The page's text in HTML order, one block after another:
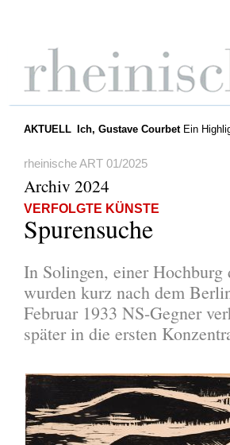
AKTUELL Ich, Gustave CourbetEin
rheinische ART 01/2025
Archiv 2024
VERFOLGTE KÜNSTE
Spurensuche
In Solingen, einer Hochburg
wurden kurz nach dem
Februar 1933 NS-Gegner
später in die ersten